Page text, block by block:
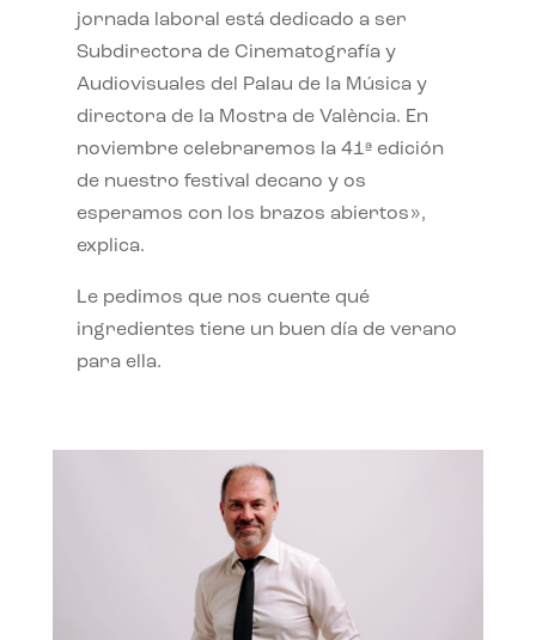
jornada laboral está dedicado a ser
Subdirectora de Cinematografía y
Audiovisuales del Palau de la Música y
directora de la Mostra de València. En
noviembre celebraremos la 41ª edición
de nuestro festival decano y os
esperamos con los brazos abiertos»,
explica.
Le pedimos que nos cuente qué
ingredientes tiene un buen día de verano
para ella.